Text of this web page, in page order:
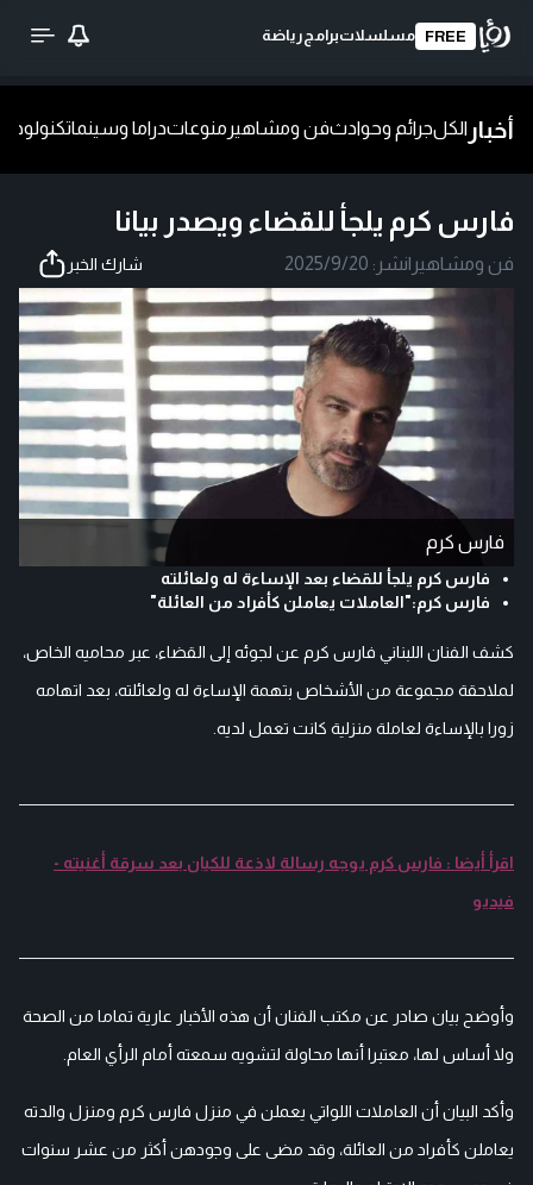
FREE مسلسلاتبرامج رياضة
أخبار الكلجرائم وحوادثفن ومشاهير منوعاتدراما وسينماتكنولوجيا
فارس كرم يلجأ للقضاء ويصدر بيانا
فن ومشاهير |نشر: 2025/9/20 شارك الخبر
فارس كرم
فارس كرم يلجأ للقضاء بعد الإساءة له ولعائلته
فارس كرم:"العاملات يعاملن كأفراد من العائلة"
كشف الفنان اللبناني فارس كرم عن لجوئه إلى القضاء، عبر محاميه الخاص،
لملاحقة مجموعة من الأشخاص بتهمة الإساءة له ولعائلته، بعد اتهامه
زورا بالإساءة لعاملة منزلية كانت تعمل لديه.
اقرأ أيضا : فارس كرم يوجه رسالة لاذعة للكيان بعد سرقة أغنيته -
فيديو
وأوضح بيان صادر عن مكتب الفنان أن هذه الأخبار عارية تماما من الصحة
ولا أساس لها، معتبرا أنها محاولة لتشويه سمعته أمام الرأي العام.
وأكد البيان أن العاملات اللواتي يعملن في منزل فارس كرم ومنزل والدته
يعاملن كأفراد من العائلة، وقد مضى على وجودهن أكثر من عشر سنوات